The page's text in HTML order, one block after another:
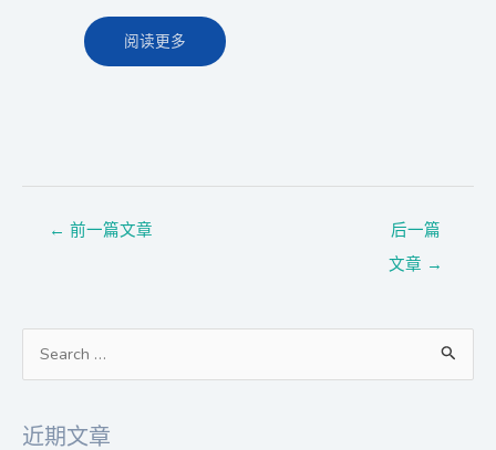
阅读更多
← 前一篇文章
后一篇
文章 →
：
近期文章